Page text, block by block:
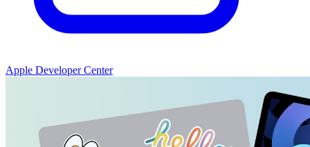
Apple Developer Center